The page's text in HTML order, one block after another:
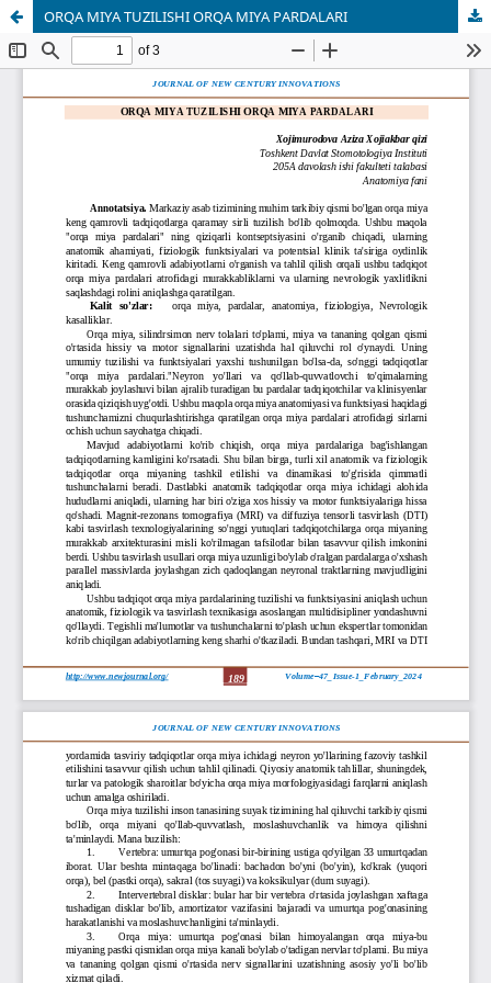
ORQA MIYA TUZILISHI ORQA MIYA PARDALARI